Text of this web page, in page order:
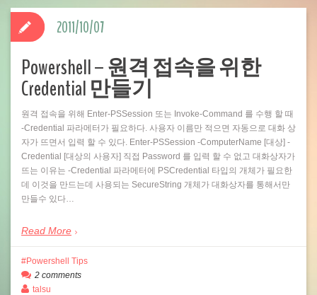
Powershell – 원격 접속을 위한
Credential 만들기
원격 접속을 위해 Enter-PSSession 또는 Invoke-Command 를 수행 할 때
-Credential 파라메터가 필요하다. 사용자 이름만 적으면 자동으로 대화 상
자가 뜨면서 입력 할 수 있다. Enter-PSSession -ComputerName [대상] -
Credential [대상의 사용자] 직접 Password 를 입력 할 수 없고 대화상자가
뜨는 이유는 -Credential 파라메터에 PSCredential 타입의 개체가 필요한
데 이것을 만드는데 사용되는 SecureString 개체가 대화상자를 통해서만
만들수 있다…
Read More
2011/10/07
Powershell Tips
2 comments
talsu